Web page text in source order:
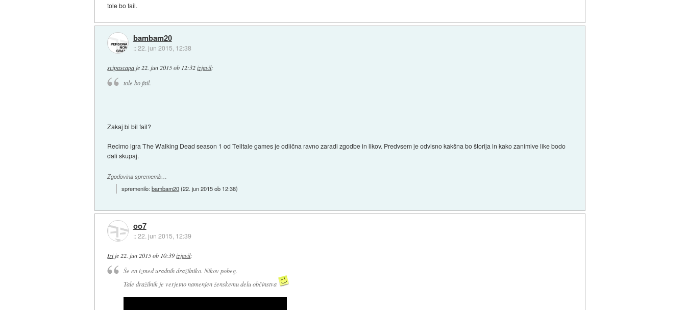
tole bo fail.
bambam20
::22. jun 2015, 12:38
scipascapa je 22. jun 2015 ob 12:32 izjavil:
tole bo fail.
Zakaj bi bil fail?
Recimo igra The Walking Dead season 1 od Telltale games je odlična ravno zaradi zgodbe in likov. Predvsem je odvisno kakšna bo štorija in kako zanimive like bodo
dali skupaj.
Zgodovina sprememb…
spremenilo:bambam20(22. jun 2015 ob 12:38)
oo7
::22. jun 2015, 12:39
Izije 22. jun 2015 ob 10:39 izjavil:
Še en izmed uradnih dražilniko. Nikov pobeg.
Tale dražilnik je verjetno namenjen ženskemu delu občinstva